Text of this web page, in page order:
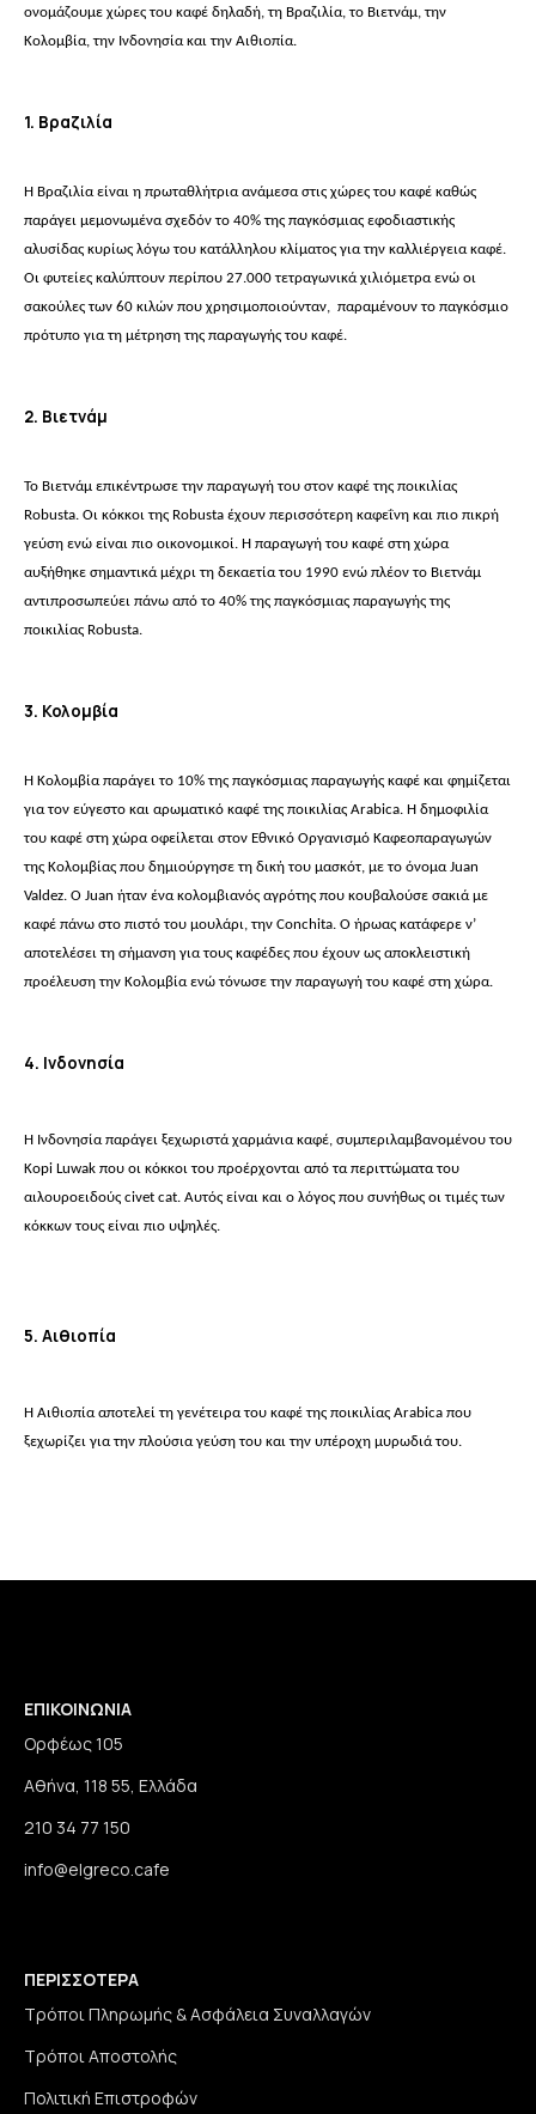
ονομάζουμε χώρες του καφέ δηλαδή, τη Βραζιλία, το Βιετνάμ, την
Κολομβία, την Ινδονησία και την Αιθιοπία.
1. Βραζιλία
Η Βραζιλία είναι η πρωταθλήτρια ανάμεσα στις χώρες του καφέ καθώς
παράγει μεμονωμένα σχεδόν το 40% της παγκόσμιας εφοδιαστικής
αλυσίδας κυρίως λόγω του κατάλληλου κλίματος για την καλλιέργεια καφέ.
Οι φυτείες καλύπτουν περίπου 27.000 τετραγωνικά χιλιόμετρα ενώ οι
σακούλες των 60 κιλών που χρησιμοποιούνταν, παραμένουν το παγκόσμιο
πρότυπο για τη μέτρηση της παραγωγής του καφέ.
2. Βιετνάμ
Το Βιετνάμ επικέντρωσε την παραγωγή του στον καφέ της ποικιλίας
Robusta. Οι κόκκοι της Robusta έχουν περισσότερη καφεΐνη και πιο πικρή
γεύση ενώ είναι πιο οικονομικοί. Η παραγωγή του καφέ στη χώρα
αυξήθηκε σημαντικά μέχρι τη δεκαετία του 1990 ενώ πλέον το Βιετνάμ
αντιπροσωπεύει πάνω από το 40% της παγκόσμιας παραγωγής της
ποικιλίας Robusta.
3. Κολομβία
Η Κολομβία παράγει το 10% της παγκόσμιας παραγωγής καφέ και φημίζεται
για τον εύγεστο και αρωματικό καφέ της ποικιλίας Arabica. Η δημοφιλία
του καφέ στη χώρα οφείλεται στον Εθνικό Οργανισμό Καφεοπαραγωγών
της Κολομβίας που δημιούργησε τη δική του μασκότ, με το όνομα Juan
Valdez. O Juan ήταν ένα κολομβιανός αγρότης που κουβαλούσε σακιά με
καφέ πάνω στο πιστό του μουλάρι, την Conchita. Ο ήρωας κατάφερε ν’
αποτελέσει τη σήμανση για τους καφέδες που έχουν ως αποκλειστική
προέλευση την Κολομβία ενώ τόνωσε την παραγωγή του καφέ στη χώρα.
4. Ινδονησία
Η Ινδονησία παράγει ξεχωριστά χαρμάνια καφέ, συμπεριλαμβανομένου του
Kopi Luwak που οι κόκκοι του προέρχονται από τα περιττώματα του
αιλουροειδούς civet cat. Αυτός είναι και ο λόγος που συνήθως οι τιμές των
κόκκων τους είναι πιο υψηλές.
5. Αιθιοπία
Η Αιθιοπία αποτελεί τη γενέτειρα του καφέ της ποικιλίας Αrabica που
ξεχωρίζει για την πλούσια γεύση του και την υπέροχη μυρωδιά του.
ΕΠΙΚΟΙΝΩΝΙΑ
Ορφέως 105
Αθήνα, 118 55, Ελλάδα
210 34 77 150
info@elgreco.cafe
ΠΕΡΙΣΣΟΤΕΡΑ
Τρόποι Πληρωμής & Ασφάλεια Συναλλαγών
Τρόποι Αποστολής
Πολιτική Επιστροφών